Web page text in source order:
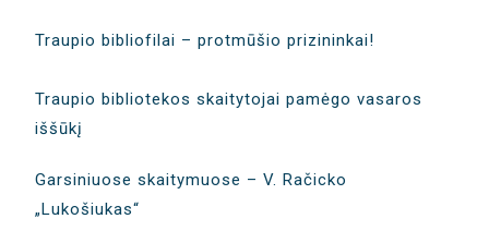
Traupio bibliofilai – protmūšio prizininkai!
Traupio bibliotekos skaitytojai pamėgo vasaros
iššūkį
Garsiniuose skaitymuose – V. Račicko
„Lukošiukas“